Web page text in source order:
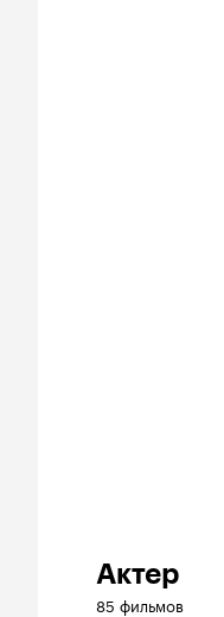
Актер
85 фильмов